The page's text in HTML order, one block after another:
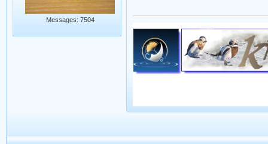
Messages: 7504